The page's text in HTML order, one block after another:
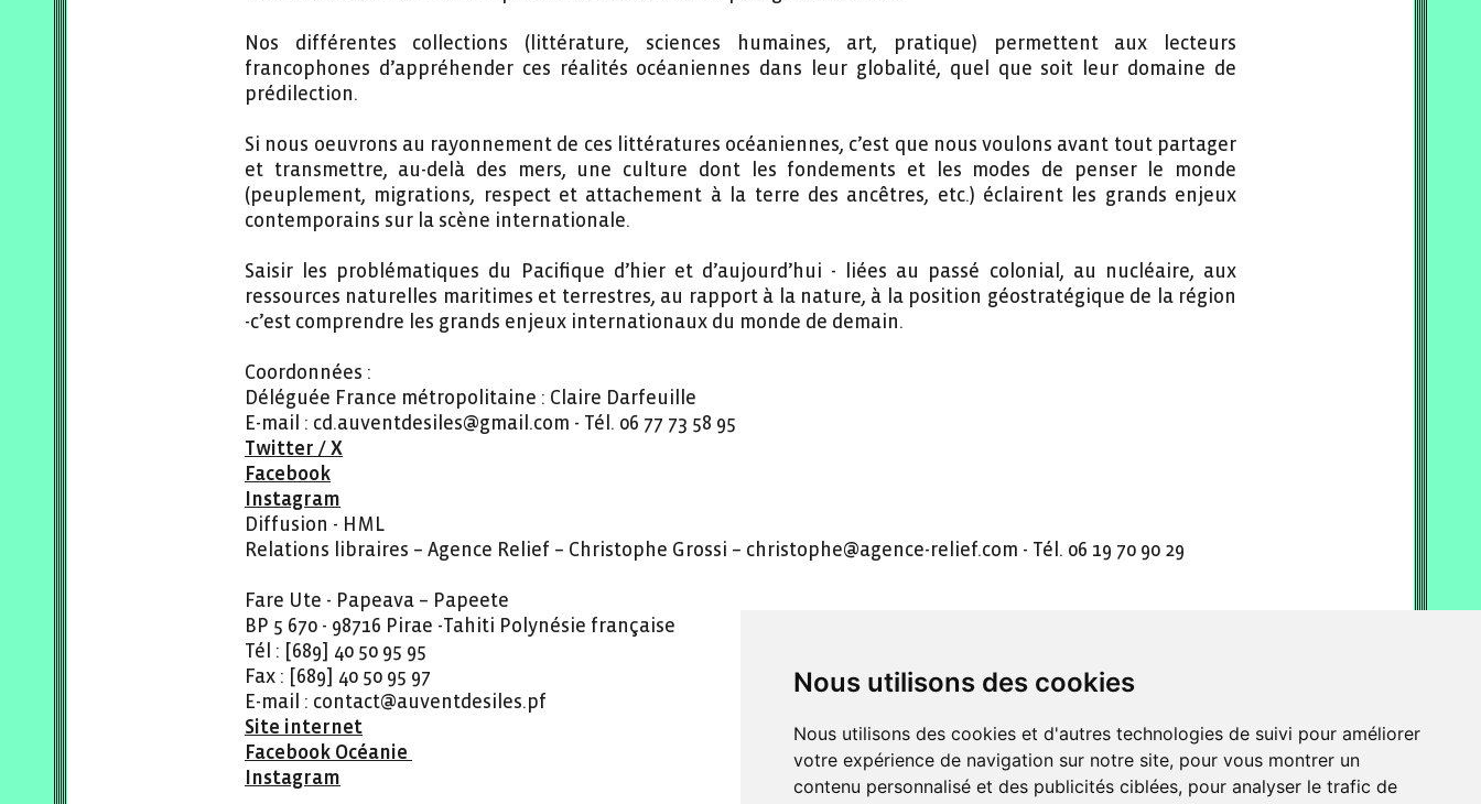
Nous utilisons des cookies
Nous utilisons des cookies et d'autres technologies de suivi pour améliorer
votre expérience de navigation sur notre site, pour vous montrer un
contenu personnalisé et des publicités ciblées, pour analyser le trafic de
Nos différentes collections (littérature, sciences humaines, art, pratique) permettent aux lecteurs
francophones d’appréhender ces réalités océaniennes dans leur globalité, quel que soit leur domaine de
prédilection.
Si nous oeuvrons au rayonnement de ces littératures océaniennes, c’est que nous voulons avant tout partager
et transmettre, au-delà des mers, une culture dont les fondements et les modes de penser le monde
(peuplement, migrations, respect et attachement à la terre des ancêtres, etc.) éclairent les grands enjeux
contemporains sur la scène internationale.
Saisir les problématiques du Pacifique d’hier et d’aujourd’hui - liées au passé colonial, au nucléaire, aux
ressources naturelles maritimes et terrestres, au rapport à la nature, à la position géostratégique de la région
-c’est comprendre les grands enjeux internationaux du monde de demain.
Coordonnées :
Déléguée France métropolitaine : Claire Darfeuille
E-mail : cd.auventdesiles@gmail.com - Tél. 06 77 73 58 95
Twitter / X
Facebook
Instagram
Diffusion - HML
Relations libraires – Agence Relief – Christophe Grossi – christophe@agence-relief.com - Tél. 06 19 70 90 29
Fare Ute - Papeava – Papeete
BP 5 670 - 98716 Pirae -Tahiti Polynésie française
Tél : [689] 40 50 95 95
Fax : [689] 40 50 95 97
E-mail : contact@auventdesiles.pf
Site internet
Facebook Océanie
Instagram